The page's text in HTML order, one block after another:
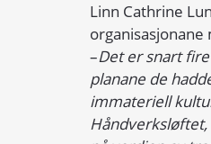
Linn Cathrine
–Det er snart
planane de
immateriell